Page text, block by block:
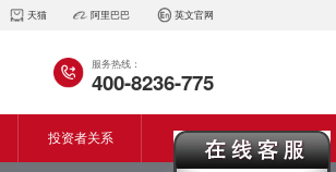
天猫 阿里巴巴 英文官网
服务热线：
400-8236-775
投资者关系